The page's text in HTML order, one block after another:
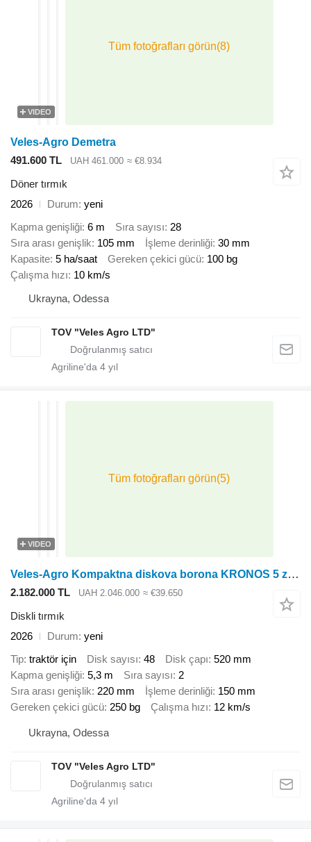
VIDEO
Veles-Agro Demetra
491.600 TL
UAH 461.000 ≈ €8.934
Döner tırmık
2026
Durum yeni
Kapma genişliği 6 m Sıra sayısı 28
Sıra arası genişlik 105 mm İşleme derinliği 30 mm
Kapasite 5 ha/saat Gereken çekici gücü 100 bg
Çalışma hızı 10 km/s
Ukrayna, Odessa
TOV "Veles Agro LTD"
Agriline'da 4 yıl
VIDEO
Veles-Agro Kompaktna diskova borona KRONOS 5 z nozhovimi kotkami
2.182.000 TL UAH 2.046.000 ≈ €39.650
Diskli tırmık
2026
Durum yeni
Tip traktör için Disk sayısı 48 Disk çapı 520 mm
Kapma genişliği 5,3 m Sıra sayısı 2
Sıra arası genişlik 220 mm İşleme derinliği 150 mm
Gereken çekici gücü 250 bg Çalışma hızı 12 km/s
Ukrayna, Odessa
TOV "Veles Agro LTD"
Agriline'da 4 yıl